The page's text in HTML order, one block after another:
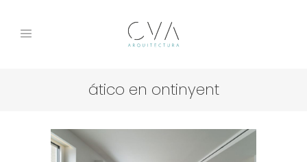
ático en ontinyent